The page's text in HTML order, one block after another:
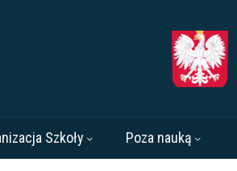
Szkoły Poza nauką